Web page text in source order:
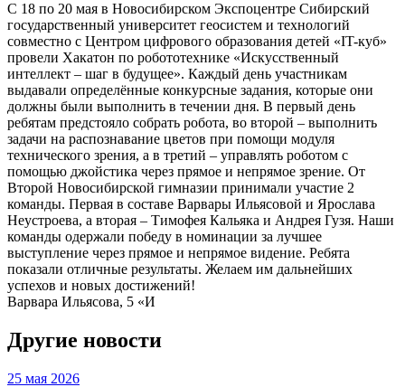
С 18 по 20 мая в Новосибирском Экспоцентре Сибирский
государственный университет геосистем и технологий
совместно с Центром цифрового образования детей «IT-куб»
провели Хакатон по робототехнике «Искусственный
интеллект – шаг в будущее». Каждый день участникам
выдавали определённые конкурсные задания, которые они
должны были выполнить в течении дня. В первый день
ребятам предстояло собрать робота, во второй – выполнить
задачи на распознавание цветов при помощи модуля
технического зрения, а в третий – управлять роботом с
помощью джойстика через прямое и непрямое зрение. От
Второй Новосибирской гимназии принимали участие 2
команды. Первая в составе Варвары Ильясовой и Ярослава
Неустроева, а вторая – Тимофея Кальяка и Андрея Гузя. Наши
команды одержали победу в номинации за лучшее
выступление через прямое и непрямое видение. Ребята
показали отличные результаты. Желаем им дальнейших
успехов и новых достижений!
Варвара Ильясова, 5 «И
Другие новости
25 мая 2026